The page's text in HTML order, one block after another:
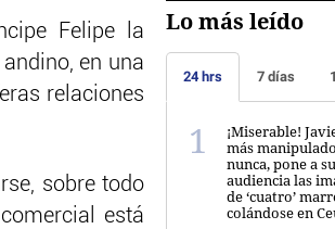
Felipe la
en una
relaciones
sobre todo
está
Lo más leído
24 hrs 7 días
¡Miserable!
más
nunca, pone a su
audiencia las
de ‘cuatro’
colándose en